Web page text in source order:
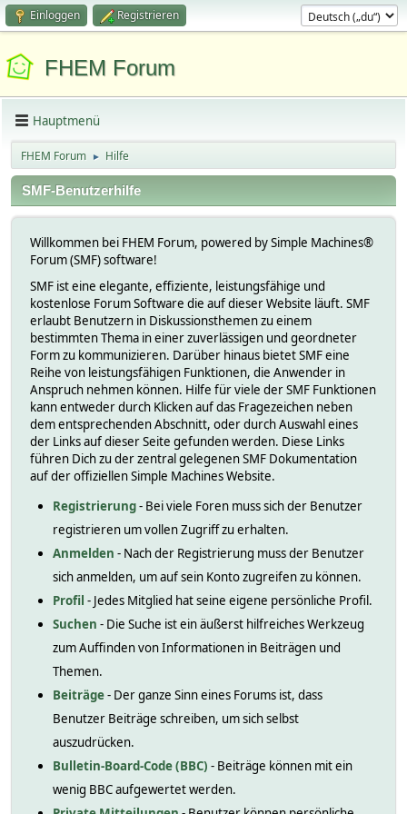
Einloggen Registrieren
FHEM Forum
Hauptmenü
FHEM Forum ► Hilfe
SMF-Benutzerhilfe
Willkommen bei FHEM Forum, powered by Simple Machines®
Forum (SMF) software!
SMF ist eine elegante, effiziente, leistungsfähige und
kostenlose Forum Software die auf dieser Website läuft. SMF
erlaubt Benutzern in Diskussionsthemen zu einem
bestimmten Thema in einer zuverlässigen und geordneter
Form zu kommunizieren. Darüber hinaus bietet SMF eine
Reihe von leistungsfähigen Funktionen, die Anwender in
Anspruch nehmen können. Hilfe für viele der SMF Funktionen
kann entweder durch Klicken auf das Fragezeichen neben
dem entsprechenden Abschnitt, oder durch Auswahl eines
der Links auf dieser Seite gefunden werden. Diese Links
führen Dich zu der zentral gelegenen SMF Dokumentation
auf der offiziellen Simple Machines Website.
Registrierung- Bei viele Foren muss sich der Benutzer
registrieren um vollen Zugriff zu erhalten.
Anmelden - Nach der Registrierung muss der Benutzer
sich anmelden, um auf sein Konto zugreifen zu können.
Profil - Jedes Mitglied hat seine eigene persönliche Profil.
Suchen - Die Suche ist ein äußerst hilfreiches Werkzeug
zum Auffinden von Informationen in Beiträgen und
Themen.
Beiträge- Der ganze Sinn eines Forums ist, dass
Benutzer Beiträge schreiben, um sich selbst
auszudrücken.
Bulletin-Board-Code (BBC) - Beiträge können mit ein
wenig BBC aufgewertet werden.